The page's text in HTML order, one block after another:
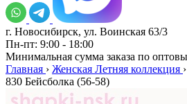
г. Новосибирск, ул. Воинская 63/3
Пн-пт: 9:00 - 18:00
Минимальная сумма заказа по
Главная › Женская Летняя коллекция ›
830 Бейсболка (56-58)